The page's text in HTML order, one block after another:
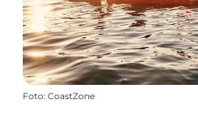
Foto: CoastZone